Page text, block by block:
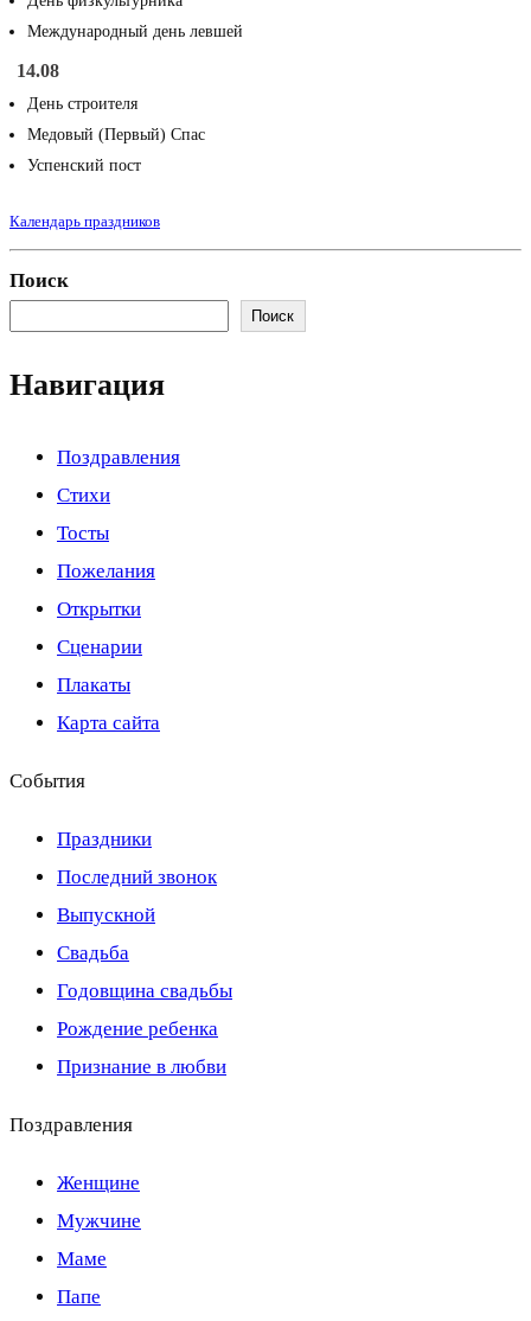
Международный день левшей
14.08
День строителя
Медовый (Первый) Спас
Успенский пост
Календарь праздников
Поиск
Поиск
Навигация
Поздравления
Стихи
Тосты
Пожелания
Открытки
Сценарии
Плакаты
Карта сайта
События
Праздники
Последний звонок
Выпускной
Свадьба
Годовщина свадьбы
Рождение ребенка
Признание в любви
Поздравления
Женщине
Мужчине
Маме
Папе